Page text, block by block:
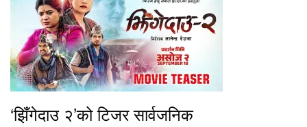
‘झिँगेदाउ २’को टिजर सार्वजनिक